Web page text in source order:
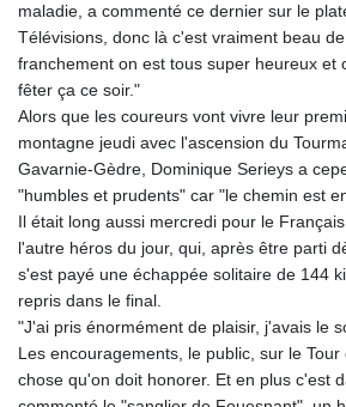
maladie, a commenté ce dernier sur le
Télévisions, donc là c'est vraiment beau
franchement on est tous super heureux et
fêter ça ce soir."
Alors que les coureurs vont vivre leur
montagne jeudi avec l'ascension du
Gavarnie-Gèdre, Dominique Serieys a
"humbles et prudents" car "le chemin est
Il était long aussi mercredi pour le
l'autre héros du jour, qui, après être parti
s'est payé une échappée solitaire de 144
repris dans le final.
"J'ai pris énormément de plaisir, j'avais le
Les encouragements, le public, sur le
chose qu'on doit honorer. Et en plus c'est